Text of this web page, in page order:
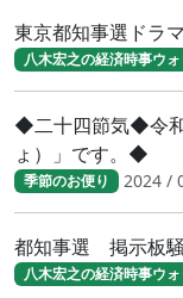
東京都知事選ドラ
八木宏之の経済時事ウ
◆二十四節気◆令
ょ）」です。◆
季節のお便り 2024 /
都知事選 掲示板
八木宏之の経済時事ウ